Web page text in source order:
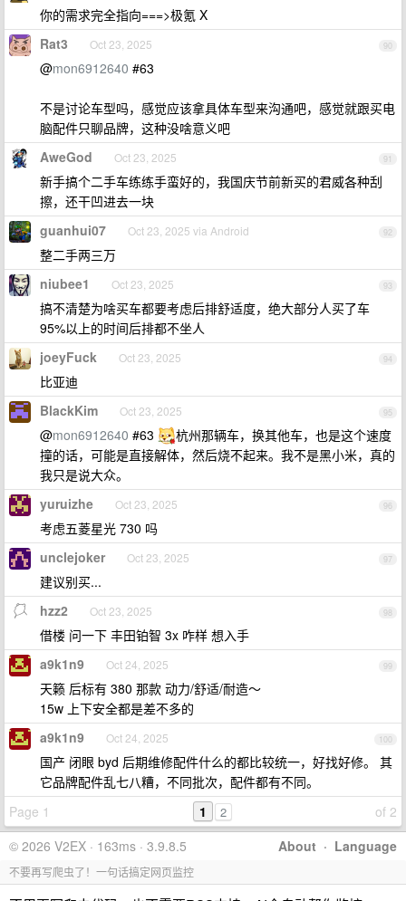
你的需求完全指向===>极氪 X
90
Rat3 Oct 23, 2025
@mon6912640 #63
不是讨论车型吗，感觉应该拿具体车型来沟通吧，感觉就跟买电
脑配件只聊品牌，这种没啥意义吧
91
AweGod Oct 23, 2025
新手搞个二手车练练手蛮好的，我国庆节前新买的君威各种刮
擦，还干凹进去一块
92
guanhui07 Oct 23, 2025 via Android
整二手两三万
93
niubee1 Oct 23, 2025
搞不清楚为啥买车都要考虑后排舒适度，绝大部分人买了车
95%以上的时间后排都不坐人
94
joeyFuck Oct 23, 2025
比亚迪
95
BlackKim Oct 23, 2025
@mon6912640 #63
杭州那辆车，换其他车，也是这个速度
撞的话，可能是直接解体，然后烧不起来。我不是黑小米，真的
我只是说大众。
96
yuruizhe Oct 23, 2025
考虑五菱星光 730 吗
97
unclejoker Oct 23, 2025
建议别买...
98
hzz2 Oct 23, 2025
借楼 问一下 丰田铂智 3x 咋样 想入手
99
a9k1n9 Oct 24, 2025
天籁 后标有 380 那款 动力/舒适/耐造～
15w 上下安全都是差不多的
100
a9k1n9 Oct 24, 2025
国产 闭眼 byd 后期维修配件什么的都比较统一，好找好修。 其
它品牌配件乱七八糟，不同批次，配件都有不同。
Page 1
of 2
1 2
About · Language
© 2026 V2EX · 163ms · 3.9.8.5
不要再写爬虫了！一句话搞定网页监控